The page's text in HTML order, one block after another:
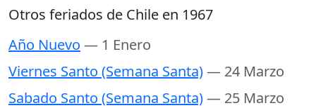
Otros feriados de Chile en 1967
Año Nuevo — 1 Enero
Viernes Santo (Semana Santa)— 24 Marzo
Sabado Santo (Semana Santa)— 25 Marzo